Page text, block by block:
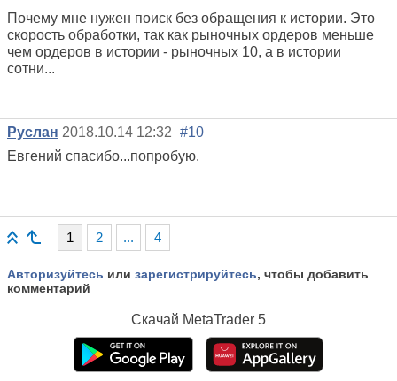
Почему мне нужен поиск без обращения к истории. Это
скорость обработки, так как рыночных ордеров меньше
чем ордеров в истории - рыночных 10, а в истории
сотни...
Руслан 2018.10.14 12:32 #10
Евгений спасибо...попробую.
1 2 ... 4
Авторизуйтесь или зарегистрируйтесь, чтобы добавить
комментарий
Скачай MetaTrader 5